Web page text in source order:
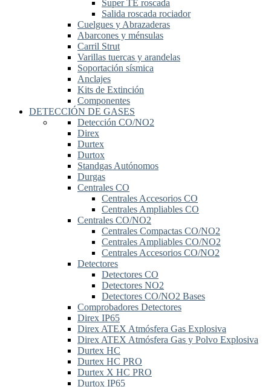
Super TE roscada
Salida roscada rociador
Cuelgues y Abrazaderas
Abarcones y ménsulas
Carril Strut
Varillas tuercas y arandelas
Soportación sísmica
Anclajes
Kits de Extinción
Componentes
DETECCIÓN DE GASES
Detección CO/NO2
Direx
Durtex
Durtox
Standgas Autónomos
Durgas
Centrales CO
Centrales Accesorios CO
Centrales Ampliables CO
Centrales CO/NO2
Centrales Compactas CO/NO2
Centrales Ampliables CO/NO2
Centrales Accesorios CO/NO2
Detectores
Detectores CO
Detectores NO2
Detectores CO/NO2 Bases
Comprobadores Detectores
Direx IP65
Direx ATEX Atmósfera Gas Explosiva
Direx ATEX Atmósfera Gas y Polvo Explosiva
Durtex HC
Durtex HC PRO
Durtex X HC PRO
Durtox IP65